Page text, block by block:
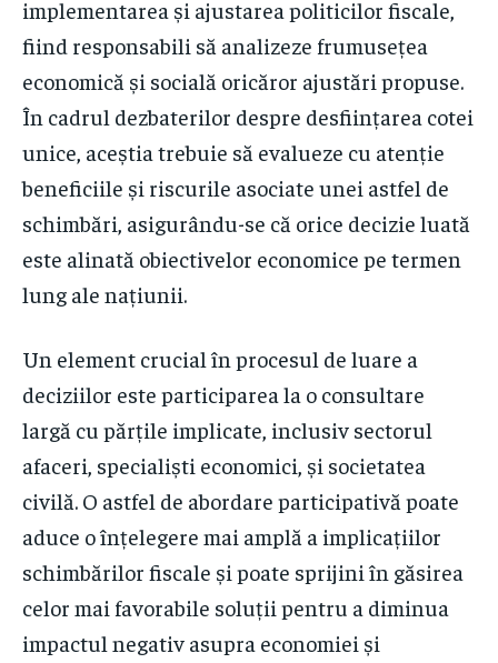
implementarea și ajustarea politicilor fiscale,
fiind responsabili să analizeze frumusețea
economică și socială oricăror ajustări propuse.
În cadrul dezbaterilor despre desființarea cotei
unice, aceștia trebuie să evalueze cu atenție
beneficiile și riscurile asociate unei astfel de
schimbări, asigurându-se că orice decizie luată
este alinată obiectivelor economice pe termen
lung ale națiunii.
Un element crucial în procesul de luare a
deciziilor este participarea la o consultare
largă cu părțile implicate, inclusiv sectorul
afaceri, specialiști economici, și societatea
civilă. O astfel de abordare participativă poate
aduce o înțelegere mai amplă a implicațiilor
schimbărilor fiscale și poate sprijini în găsirea
celor mai favorabile soluții pentru a diminua
impactul negativ asupra economiei și